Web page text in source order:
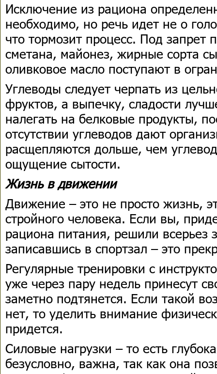
Исключение из рациона
необходимо, но речь идет не о
что тормозит процесс. Под
сметана, майонез, жирные сорта
оливковое масло поступают в
Углеводы следует черпать из
фруктов, а выпечку, сладости
налегать на белковые продукты,
отсутствии углеводов дают
расщепляются дольше, чем
ощущение сытости.
Жизнь в движении
Движение – это не просто жизнь,
стройного человека. Если вы,
рациона питания, решили всерьез
записавшись в спортзал – это
Регулярные тренировки с
уже через пару недель принесут
заметно подтянется. Если такой
нет, то уделить внимание
придется.
Силовые нагрузки – то есть
безусловно, важна, так как она